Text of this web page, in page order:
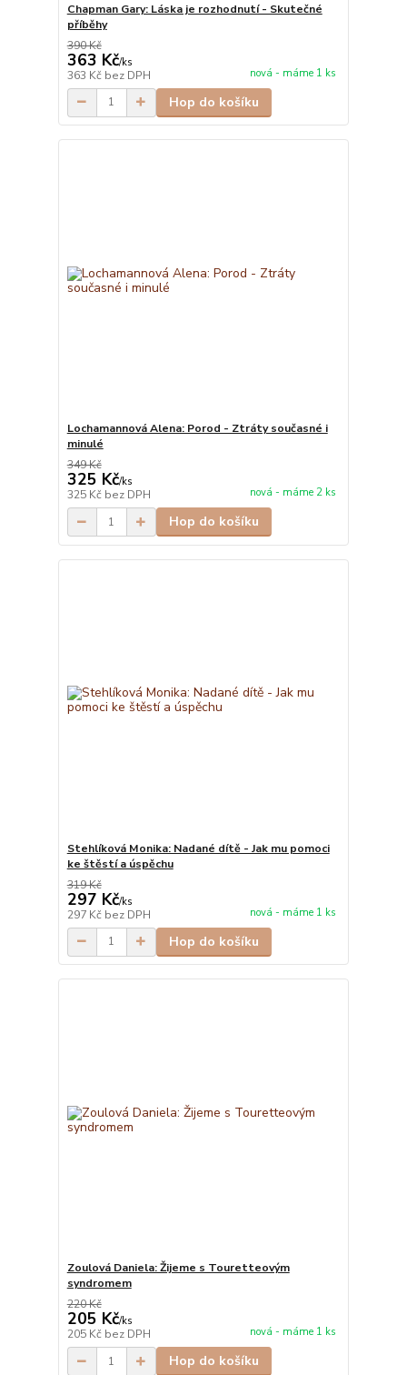
Chapman Gary: Láska je rozhodnutí - Skutečné
příběhy
390 Kč
363 Kč/ks
363 Kč bez DPH nová - máme 1 ks
Hop do košíku
Lochamannová Alena: Porod - Ztráty současné i
minulé
349 Kč
325 Kč/ks
325 Kč bez DPH nová - máme 2 ks
Hop do košíku
Stehlíková Monika: Nadané dítě - Jak mu pomoci
ke štěstí a úspěchu
319 Kč
297 Kč/ks
297 Kč bez DPH nová - máme 1 ks
Hop do košíku
Zoulová Daniela: Žijeme s Touretteovým
syndromem
220 Kč
205 Kč/ks
205 Kč bez DPH nová - máme 1 ks
Hop do košíku